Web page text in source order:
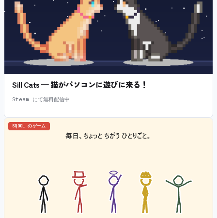
Sill Cats — 猫がパソコンに遊びに来る！
Steam にて無料配信中
SQOOL のゲーム